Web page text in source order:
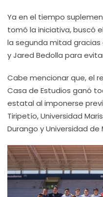
Ya en el tiempo
tomó la iniciativa, buscó
la segunda mitad gracias
y Jared Bedolla para
Cabe mencionar que, el
Casa de Estudios ganó
estatal al imponerse
Tiripetío, Universidad
Durango y Universidad de